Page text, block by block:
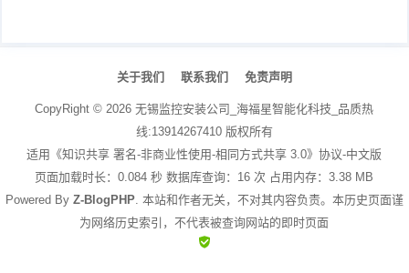
航
关于我们 联系我们 免责声明
CopyRight © 2026无锡监控安装公司_海福星智能化科技_品质热
线:13914267410版权所有
适用《知识共享 署名-非商业性使用-相同方式共享 3.0》协议-中文版
页面加载时长：0.084 秒 数据库查询：16 次 占用内存：3.38 MB
Powered By Z-BlogPHP. 本站和作者无关，不对其内容负责。本历史页面谨
为网络历史索引，不代表被查询网站的即时页面